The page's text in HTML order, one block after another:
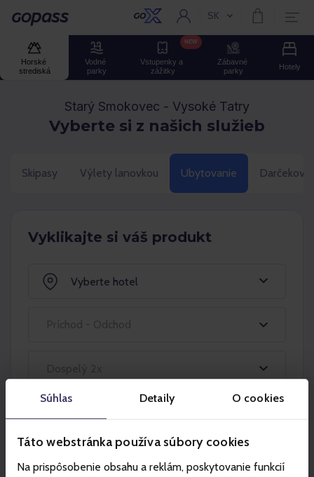
Súhlas Detaily O cookies
Táto webstránka používa súbory cookies
Na prispôsobenie obsahu a reklám, poskytovanie funkcií
Gopass Aktuální jazyk:
SK
Horské
strediská
Vodné
parky
Vstupenky a
zážitky
NEW
Zábavné
parky
Hotely
Starý Smokovec - Vysoké Tatry
Vyberte si z našich služieb
Skipasy Výlety lanovkou Ubytovanie
Vyklikajte si váš produkt
Vyberte hotel